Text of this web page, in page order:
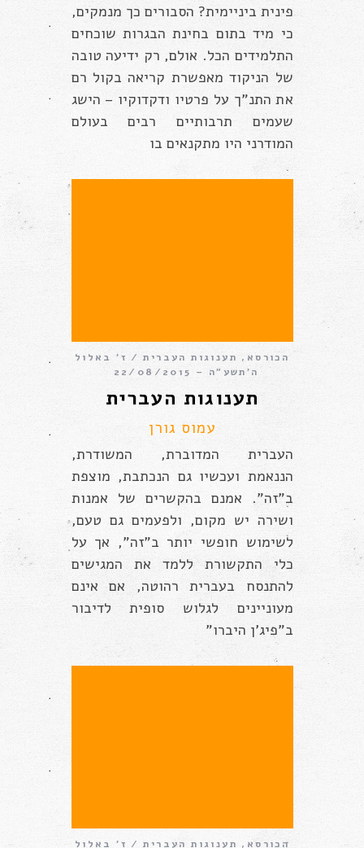
פינית ביניימית? הסבורים כך מנמקים,
כי מיד בתום בחינת הבגרות שוכחים
התלמידים הכל. אולם, רק ידיעה טובה
של הניקוד מאפשרת קריאה בקול רם
את התנ”ך על פרטיו ודקדוקיו – הישג
שעמים תרבותיים רבים בעולם
המודרני היו מתקנאים בו
הכורסא , תענוגות העברית
ז׳ באלול
ה׳תשע״ה – 22/08/2015
תענוגות העברית
עמוס גורן
העברית המדוברת, המשודרת,
הננאמת ועכשיו גם הנכתבת, מוצפת
ב”זה”. אמנם בהקשרים של אמנות
ושירה יש מקום, ולפעמים גם טעם,
לשימוש חופשי יותר ב”זה”, אך על
כלי התקשורת ללמד את המגישים
להתנסח בעברית רהוטה, אם אינם
מעוניינים לגלוש סופית לדיבור
ב”פיג’ן היברו”
הכורסא , תענוגות העברית
ז׳ באלול